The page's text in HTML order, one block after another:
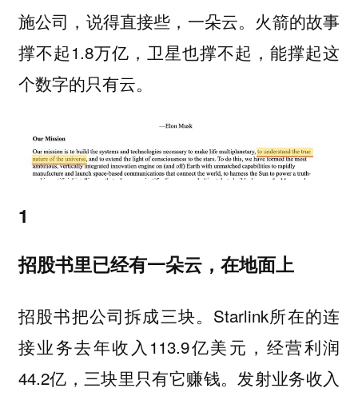
施公司，说得直接些，一朵云。火箭的故事
撑不起1.8万亿，卫星也撑不起，能撑起这
个数字的只有云。
1
招股书里已经有一朵云，在地面上
招股书把公司拆成三块。Starlink所在的连
接业务去年收入113.9亿美元，经营利润
44.2亿，三块里只有它赚钱。发射业务收入